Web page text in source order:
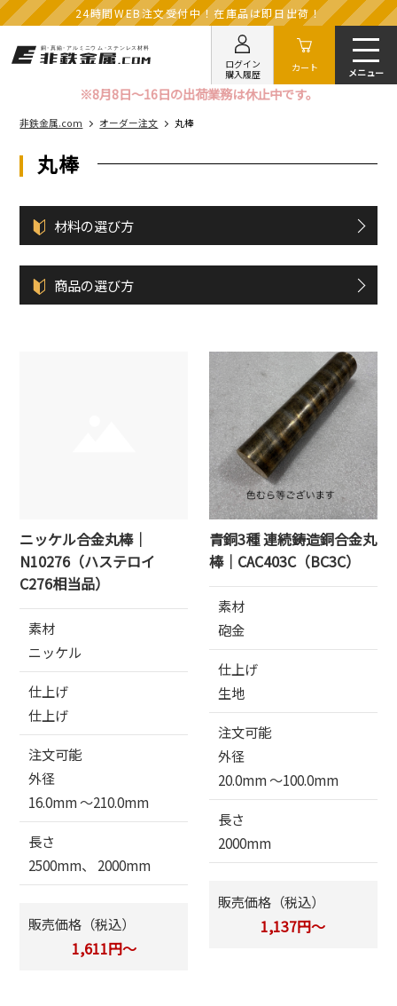
※8月8日～16日の出荷業務は休止中です。
24時間WEB注文受付中！在庫品は即日出荷！
ログイン
購入履歴
カート
非鉄金属.com オーダー注文 丸棒
丸棒
材料の選び方
商品の選び方
ニッケル合金丸棒｜
N10276（ハステロイ
C276相当品）
素材
ニッケル
仕上げ
仕上げ
注文可能
外径
16.0mm 〜210.0mm
長さ
2500mm、 2000mm
販売価格（税込）
1,611円～
青銅3種 連続鋳造銅合金丸
棒｜CAC403C（BC3C）
素材
砲金
仕上げ
生地
注文可能
外径
20.0mm 〜100.0mm
長さ
2000mm
販売価格（税込）
1,137円～